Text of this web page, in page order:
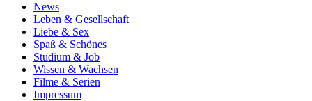
News
Leben & Gesellschaft
Liebe & Sex
Spaß & Schönes
Studium & Job
Wissen & Wachsen
Filme & Serien
Impressum